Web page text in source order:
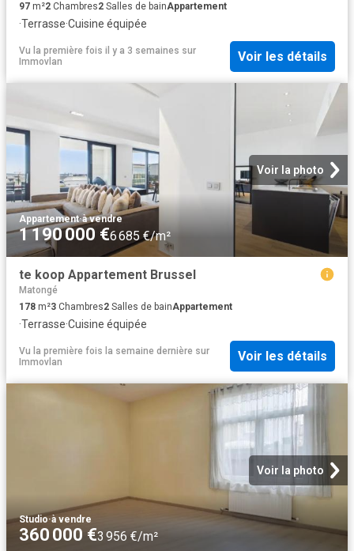
97 m²2 Chambres2 Salles de bainAppartement
·Terrasse·Cuisine équipée
Vu la première fois il y a 3 semaines sur
Immovlan
Voir les détails
Voir la photo
Appartement·à vendre
1 190 000 €6 685 €/m²
te koop Appartement Brussel
Matongé
178 m²3 Chambres2 Salles de bainAppartement
·Terrasse·Cuisine équipée
Vu la première fois la semaine dernière sur
Immovlan
Voir les détails
Voir la photo
Studio·à vendre
360 000 €3 956 €/m²